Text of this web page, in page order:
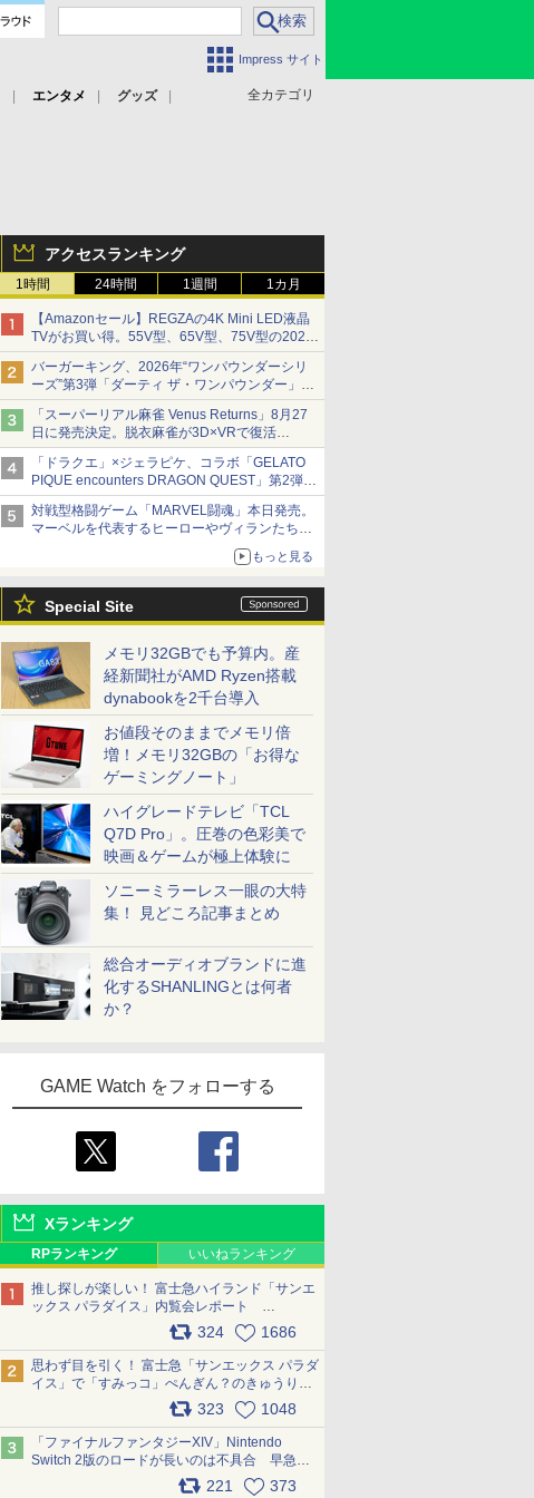
Impress サイト
全カテゴリ
エンタメ
グッズ
アクセスランキング
1時間 24時間 1週間 1カ月
【Amazonセール】REGZAの4K Mini LED液晶
TVがお買い得。55V型、65V型、75V型の2026
年モデルがラインナップ
バーガーキング、2026年“ワンパウンダーシリ
ーズ”第3弾「ダーティ ザ・ワンパウンダー」を
8月7日発売
「特製ガーリックマヨソース」を使用した超大
型チーズバーガー
「スーパーリアル麻雀 Venus Returns」8月27
日に発売決定。脱衣麻雀が3D×VRで復活
発売から2週間は20%オフになるセールが実施
「ドラクエ」×ジェラピケ、コラボ「GELATO
PIQUE encounters DRAGON QUEST」第2弾が
本日発売
アイスカップに入ったスライムやわたぼう、ベ
ビーサタンなどがオリジナルアートで登場
対戦型格闘ゲーム「MARVEL闘魂」本日発売。
マーベルを代表するヒーローやヴィランたちが
「GUILTY GEAR」などの格ゲーを手掛けるア
もっと見る
Special Site
メモリ32GBでも予算内。産
経新聞社がAMD Ryzen搭載
dynabookを2千台導入
お値段そのままでメモリ倍
増！メモリ32GBの「お得な
ゲーミングノート」
ハイグレードテレビ「TCL
Q7D Pro」。圧巻の色彩美で
映画＆ゲームが極上体験に
ソニーミラーレス一眼の大特
集！ 見どころ記事まとめ
総合オーディオブランドに進
化するSHANLINGとは何者
か？
GAME Watch をフォローする
Xランキング
RPランキング いいねランキング
推し探しが楽しい！ 富士急ハイランド「サンエ
ックス パラダイス」内覧会レポート
324 1686
思わず目を引く！ 富士急「サンエックス パラダ
イス」で「すみっコ」ぺんぎん？のきゅうりド
ッグを食べてみた イラストそのままのメニュ
ー化に挑戦。これが意外にもおいしい
pic.x.com/Kgl04hZaeg
323 1048
「ファイナルファンタジーXIV」Nintendo
Switch 2版のロードが長いのは不具合 早急に
アップデートできるよう対応中221 373